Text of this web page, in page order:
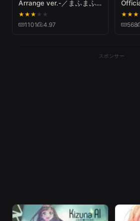
Arrange ver.-／まふまふ
(cover)
★★★ ★ ★
1101 4.97
★★★
568
スポンサー